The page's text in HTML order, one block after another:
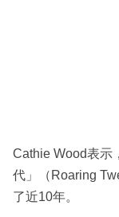
Cathie Wood表示
代」（Roaring
了近10年。